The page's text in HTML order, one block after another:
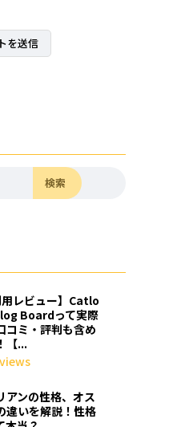
検索
用レビュー】Catlo
Boardって実際
コミ・評判も含め
【...
アンの性格、オス
違いを解説！性格